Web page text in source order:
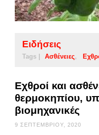
Ειδήσεις
Tags | Ασθένειες
Εχθροί και
θερμοκηπίου,
βιομηχανικές
9 ΣΕΠΤΕΜΒΡΊΟΥ, 2020